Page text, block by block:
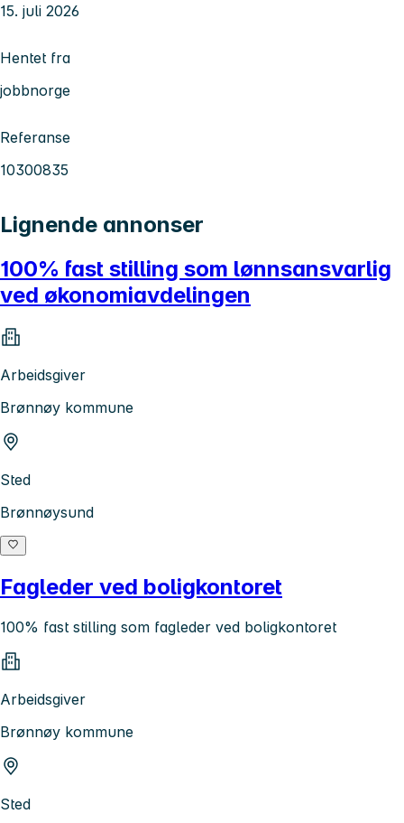
15. juli 2026
Hentet fra
jobbnorge
Referanse
10300835
Lignende annonser
100% fast stilling som lønnsansvarlig
ved økonomiavdelingen
Arbeidsgiver
Brønnøy kommune
Sted
Brønnøysund
Fagleder ved boligkontoret
100% fast stilling som fagleder ved boligkontoret
Arbeidsgiver
Brønnøy kommune
Sted